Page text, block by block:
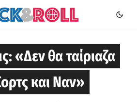
«Δεν θα ταίριαζα
και Ναν»